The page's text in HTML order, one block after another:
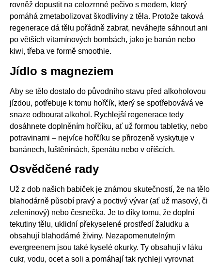
rovněž dopustit na celozrnné pečivo s medem, který
pomáhá zmetabolizovat škodliviny z těla. Protože taková
regenerace dá tělu pořádně zabrat, neváhejte sáhnout ani
po větších vitamínových bombách, jako je banán nebo
kiwi, třeba ve formě smoothie.
Jídlo s magneziem
Aby se tělo dostalo do původního stavu před alkoholovou
jízdou, potřebuje k tomu hořčík, který se spotřebovává ve
snaze odbourat alkohol. Rychlejší regenerace tedy
dosáhnete doplněním hořčíku, ať už formou tabletky, nebo
potravinami – nejvíce hořčíku se přirozeně vyskytuje v
banánech, luštěninách, špenátu nebo v oříšcích.
Osvědčené rady
Už z dob našich babiček je známou skutečností, že na tělo
blahodárně působí pravý a poctivý vývar (ať už masový, či
zeleninový) nebo česnečka. Je to díky tomu, že doplní
tekutiny tělu, uklidní překyselené prostředí žaludku a
obsahují blahodárné živiny. Nezapomenutelným
evergreenem jsou také kyselé okurky. Ty obsahují v láku
cukr, vodu, ocet a soli a pomáhají tak rychleji vyrovnat